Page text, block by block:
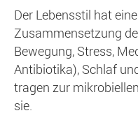
Der Lebensstil hat
Zusammensetzung
Bewegung, Stress,
Antibiotika), Schlaf
tragen zur
sie.